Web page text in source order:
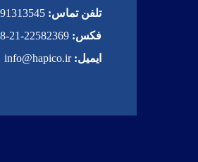
تلفن تماس:
فکس:
ایمیل: info@hapico.ir